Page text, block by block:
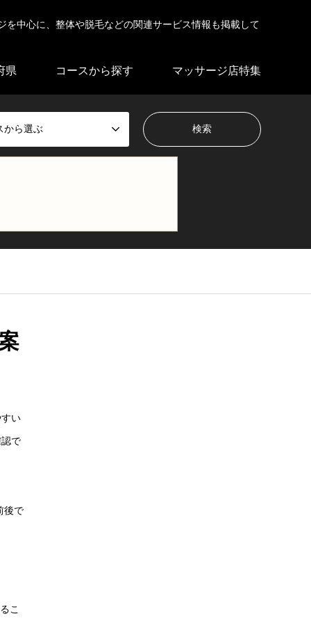
中心に、整体や脱毛などの関連サービス情報も掲載して
県 コースから探す マッサージ店特集
から選ぶ
い
で
後で
こ